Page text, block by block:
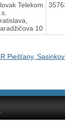
Telekom
10
Piešťany,